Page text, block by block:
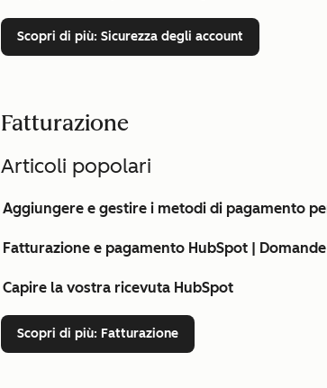
Scopri di più: Sicurezza degli account
Fatturazione
Articoli popolari
Aggiungere e gestire i metodi di pagamento
Fatturazione e pagamento HubSpot |
Capire la vostra ricevuta HubSpot
Scopri di più: Fatturazione